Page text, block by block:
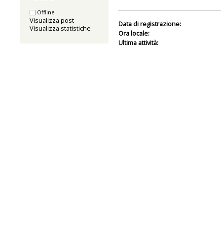
Offline
Visualizza post
Visualizza statistiche
Data di registrazione:
Ora locale:
Ultima attività: